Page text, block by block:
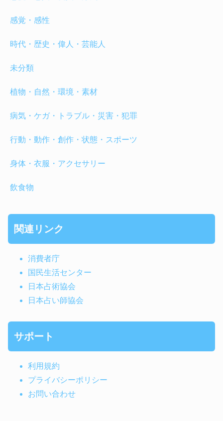
感覚・感性
時代・歴史・偉人・芸能人
未分類
植物・自然・環境・素材
病気・ケガ・トラブル・災害・犯罪
行動・動作・創作・状態・スポーツ
身体・衣服・アクセサリー
飲食物
関連リンク
消費者庁
国民生活センター
日本占術協会
日本占い師協会
サポート
利用規約
プライバシーポリシー
お問い合わせ